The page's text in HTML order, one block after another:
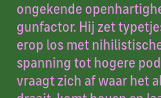
ongekende
gunfactor. Hij zet
erop los met
spanning tot hogere
vraagt zich af waar het